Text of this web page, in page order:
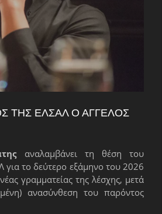
ΤΗΣ ΕΛΣΑΛ Ο ΆΓΓΕΛΟΣ
αναλαμβάνει τη θέση του
το δεύτερο εξάμηνο του 2026
γραμματείας της λέσχης, μετά
ανασύνθεση του παρόντος